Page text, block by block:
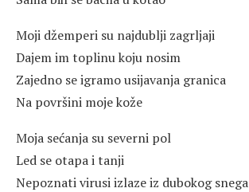
Moji džemperi su najdublji zagrljaji
Dajem im toplinu koju nosim
Zajedno se igramo usijavanja granica
Na površini moje kože
Moja sećanja su severni pol
Led se otapa i tanji
Nepoznati virusi izlaze iz dubokog snega